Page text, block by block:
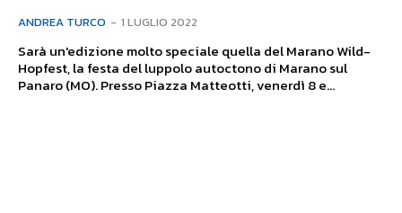
ANDREA TURCO - 1 LUGLIO 2022
Sarà un'edizione molto speciale quella del Marano Wild-
Hopfest, la festa del luppolo autoctono di Marano sul
Panaro (MO). Presso Piazza Matteotti, venerdì 8 e...